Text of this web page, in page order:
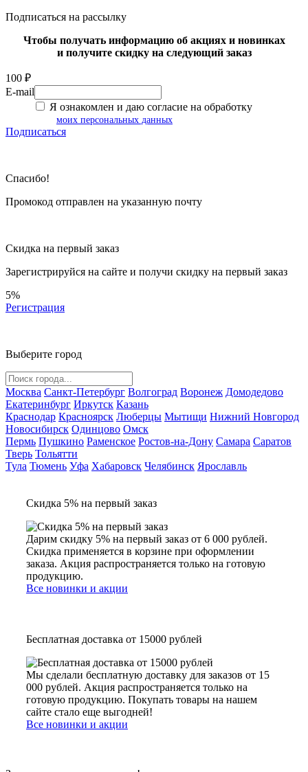
Подписаться на рассылку
Чтобы получать информацию об акциях и новинках
и получите скидку на следующий заказ
100 ₽
E-mail
Я ознакомлен и даю согласие на обработку
моих персональных данных
Подписаться
Спасибо!
Промокод отправлен на указанную почту
Скидка на первый заказ
Зарегистрируйся на сайте и получи скидку на первый заказ
5%
Регистрация
Выберите город
Москва Санкт-Петербург Волгоград Воронеж Домодедово
Екатеринбург Иркутск Казань
Краснодар Красноярск Люберцы Мытищи Нижний Новгород
Новосибирск Одинцово Омск
Пермь Пушкино Раменское Ростов-на-Дону Самара Саратов
Тверь Тольятти
Тула Тюмень Уфа Хабаровск Челябинск Ярославль
Скидка 5% на первый заказ
Дарим скидку 5% на первый заказ от 6 000 рублей.
Скидка применяется в корзине при оформлении
заказа. Акция распространяется только на готовую
продукцию.
Все новинки и акции
Бесплатная доставка от 15000 рублей
Мы сделали бесплатную доставку для заказов от 15
000 рублей. Акция распространяется только на
готовую продукцию. Покупать товары на нашем
сайте стало еще выгодней!
Все новинки и акции